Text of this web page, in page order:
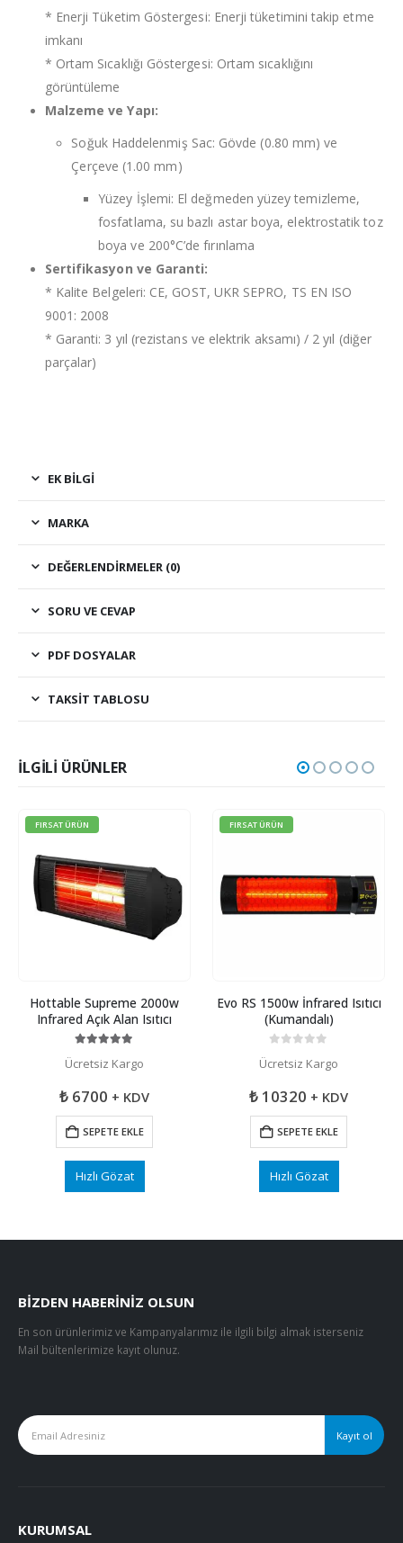
* Enerji Tüketim Göstergesi: Enerji tüketimini takip etme
imkanı
* Ortam Sıcaklığı Göstergesi: Ortam sıcaklığını
görüntüleme
Malzeme ve Yapı:
Soğuk Haddelenmiş Sac: Gövde (0.80 mm) ve
Çerçeve (1.00 mm)
Yüzey İşlemi: El değmeden yüzey temizleme,
fosfatlama, su bazlı astar boya, elektrostatik toz
boya ve 200°C’de fırınlama
Sertifikasyon ve Garanti:
* Kalite Belgeleri: CE, GOST, UKR SEPRO, TS EN ISO
9001: 2008
* Garanti: 3 yıl (rezistans ve elektrik aksamı) / 2 yıl (diğer
parçalar)
EK BILGI
MARKA
DEĞERLENDIRMELER (0)
SORU VE CEVAP
PDF DOSYALAR
TAKSIT TABLOSU
İLGILI ÜRÜNLER
FIRSAT ÜRÜN
Hottable Supreme 2000w
Infrared Açık Alan Isıtıcı
Ücretsiz Kargo
₺ 6700 + KDV
SEPETE EKLE
Hızlı Gözat
FIRSAT ÜRÜN
Evo RS 1500w İnfrared Isıtıcı
(Kumandalı)
Ücretsiz Kargo
₺ 10320 + KDV
SEPETE EKLE
Hızlı Gözat
BIZDEN HABERINIZ OLSUN
En son ürünlerimiz ve Kampanyalarımız ile ilgili bilgi almak isterseniz
Mail bültenlerimize kayıt olunuz.
KURUMSAL